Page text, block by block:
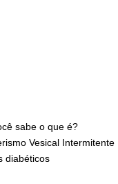
sabe o que é?
Vesical Intermitente
diabéticos